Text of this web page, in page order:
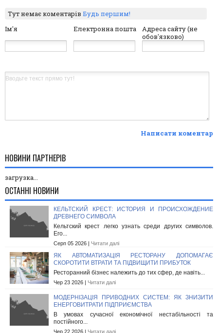
Тут немає коментарівБудь першим!
Ім'я
Електронна пошта
Адреса сайту (не
обов'язково)
Написати коментар
НОВИНИ ПАРТНЕРІВ
загрузка...
ОСТАННІ НОВИНИ
КЕЛЬТСКИЙ КРЕСТ: ИСТОРИЯ И ПРОИСХОЖДЕНИЕ
ДРЕВНЕГО СИМВОЛА
Кельтский крест легко узнать среди других символов.
Его...
Серп 05 2026 | Читати далі
ЯК АВТОМАТИЗАЦІЯ РЕСТОРАНУ ДОПОМАГАЄ
СКОРОТИТИ ВТРАТИ ТА ПІДВИЩИТИ ПРИБУТОК
Ресторанний бізнес належить до тих сфер, де навіть...
Чер 23 2026 | Читати далі
МОДЕРНІЗАЦІЯ ПРИВОДНИХ СИСТЕМ: ЯК ЗНИЗИТИ
ЕНЕРГОВИТРАТИ ПІДПРИЄМСТВА
В умовах сучасної економічної нестабільності та
постійного...
Чер 22 2026 | Читати далі